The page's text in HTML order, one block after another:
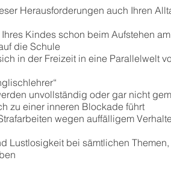
Herausforderungen auch Ihren
Kindes schon beim Aufstehen
die Schule
in der Freizeit in eine Parallelwelt
unvollständig oder gar nicht
zu einer inneren Blockade führt
wegen auffälligem
Lustlosigkeit bei sämtlichen